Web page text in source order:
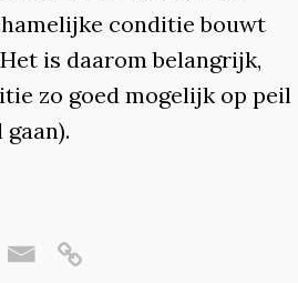
conditie bouwt
is daarom belangrijk,
zo goed mogelijk op peil